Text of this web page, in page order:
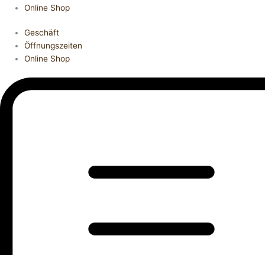
Online Shop
Geschäft
Öffnungszeiten
Online Shop